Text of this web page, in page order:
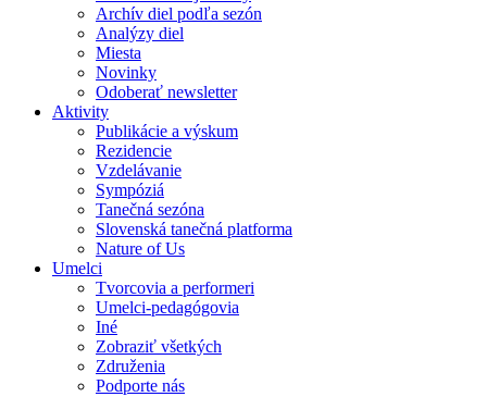
Archív diel podľa sezón
Analýzy diel
Miesta
Novinky
Odoberať newsletter
Aktivity
Publikácie a výskum
Rezidencie
Vzdelávanie
Sympóziá
Tanečná sezóna
Slovenská tanečná platforma
Nature of Us
Umelci
Tvorcovia a performeri
Umelci-pedagógovia
Iné
Zobraziť všetkých
Združenia
Podporte nás